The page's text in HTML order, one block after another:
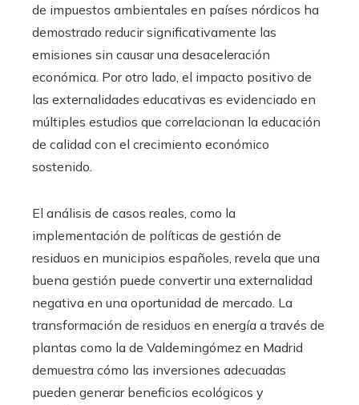
de impuestos ambientales en países nórdicos ha
demostrado reducir significativamente las
emisiones sin causar una desaceleración
económica. Por otro lado, el impacto positivo de
las externalidades educativas es evidenciado en
múltiples estudios que correlacionan la educación
de calidad con el crecimiento económico
sostenido.
El análisis de casos reales, como la
implementación de políticas de gestión de
residuos en municipios españoles, revela que una
buena gestión puede convertir una externalidad
negativa en una oportunidad de mercado. La
transformación de residuos en energía a través de
plantas como la de Valdemingómez en Madrid
demuestra cómo las inversiones adecuadas
pueden generar beneficios ecológicos y